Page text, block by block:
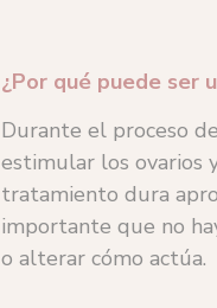
¿Por qué puede ser
Durante el proceso
estimular los ovarios
tratamiento dura
importante que no
o alterar cómo actúa.